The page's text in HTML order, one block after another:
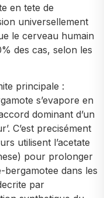
en tete de
universellement
le cerveau humain
des cas, selon les
principale :
s’evapore en
dominant d’un
C’est precisément
utilisent l’acetate
pour prolonger
dans les
par